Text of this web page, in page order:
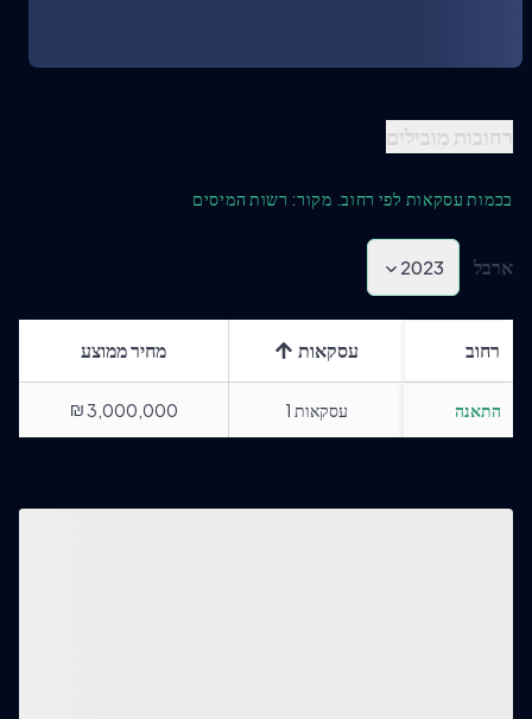
רחובות מובילים
בכמות עסקאות לפי רחוב. מקור: רשות המיסים
2023 ארבל
רחוב עסקאות מחיר ממוצע
התאנה עסקאות 1
₪3,000,000